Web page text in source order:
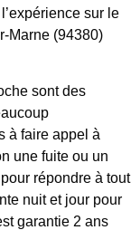
sur le
Marne (94380)
sont des
à faire appel à
une fuite ou un
répondre à tout
nuit et jour pour
garantie 2 ans